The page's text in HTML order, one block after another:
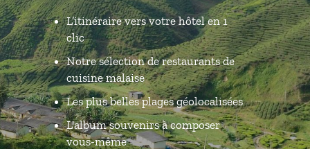
L’itinéraire vers votre hôtel en 1
clic
Notre sélection de restaurants de
cuisine malaise
Les plus belles plages géolocalisées
L'album souvenirs à composer
vous-même